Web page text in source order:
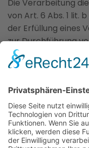
Die Verarbeitung
von Art. 6 Abs. 1 lit.
der Erfüllung eines
zur Durchführung
erforderlich ist. In
Verarbeitung auf
gerichteten
auf Ihrer Einwilligung
diese abgefragt
widerrufbar.